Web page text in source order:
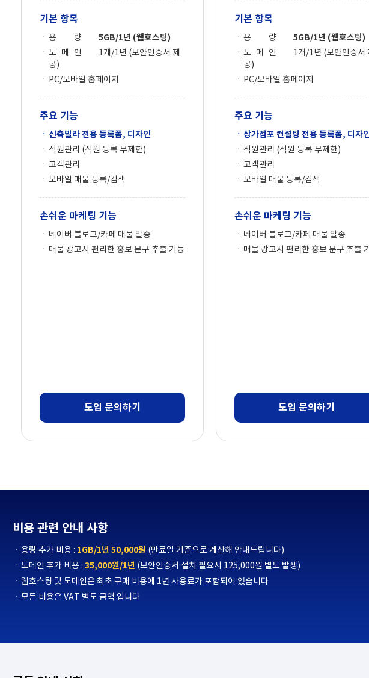
기본 항목
용 량
5GB/1년 (웹호스팅)
도 메 인
1개/1년 (보안인증서 제
공)
PC/모바일 홈페이지
주요 기능
신축빌라 전용 등록폼, 디자인
직원관리 (직원 등록 무제한)
고객관리
모바일 매물 등록/검색
손쉬운 마케팅 기능
네이버 블로그/카페 매물 발송
매물 광고시 편리한 홍보 문구 추출 기능
도입 문의하기
기본 항목
용 량
5GB/1년 (웹호스팅)
도 메 인
1개/1년 (보안인증서
공)
PC/모바일 홈페이지
주요 기능
상가점포 컨설팅 전용 등록폼, 디자
직원관리 (직원 등록 무제한)
고객관리
모바일 매물 등록/검색
손쉬운 마케팅 기능
네이버 블로그/카페 매물 발송
매물 광고시 편리한 홍보 문구 추출
도입 문의하기
비용 관련 안내 사항
용량 추가 비용 : 1GB/1년 50,000원 (만료일 기준으로 계산해 안내드립니다)
도메인 추가 비용 : 35,000원/1년 (보안인증서 설치 필요시 125,000원 별도 발생)
웹호스팅 및 도메인은 최초 구매 비용에 1년 사용료가 포함되어 있습니다
모든 비용은 VAT 별도 금액 입니다